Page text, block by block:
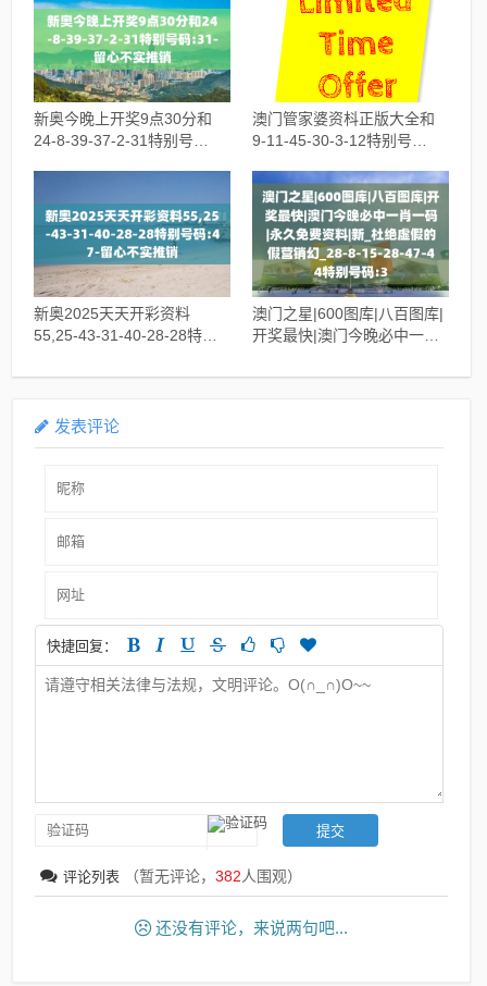
新奥今晚上开奖9点30分和
24-8-39-37-2-31特别号
澳门管家婆资枓正版大全和
9-11-45-30-3-12特别号
新奥2025天天开彩资料
55,25-43-31-40-28-28特别
澳门之星|600图库|八百图库|
开奖最快|澳门今晚必中一肖
虚假的假营销幻_28-8-15-
发表评论
快捷回复：
评论列表 （暂无评论，382人围观）
还没有评论，来说两句吧...